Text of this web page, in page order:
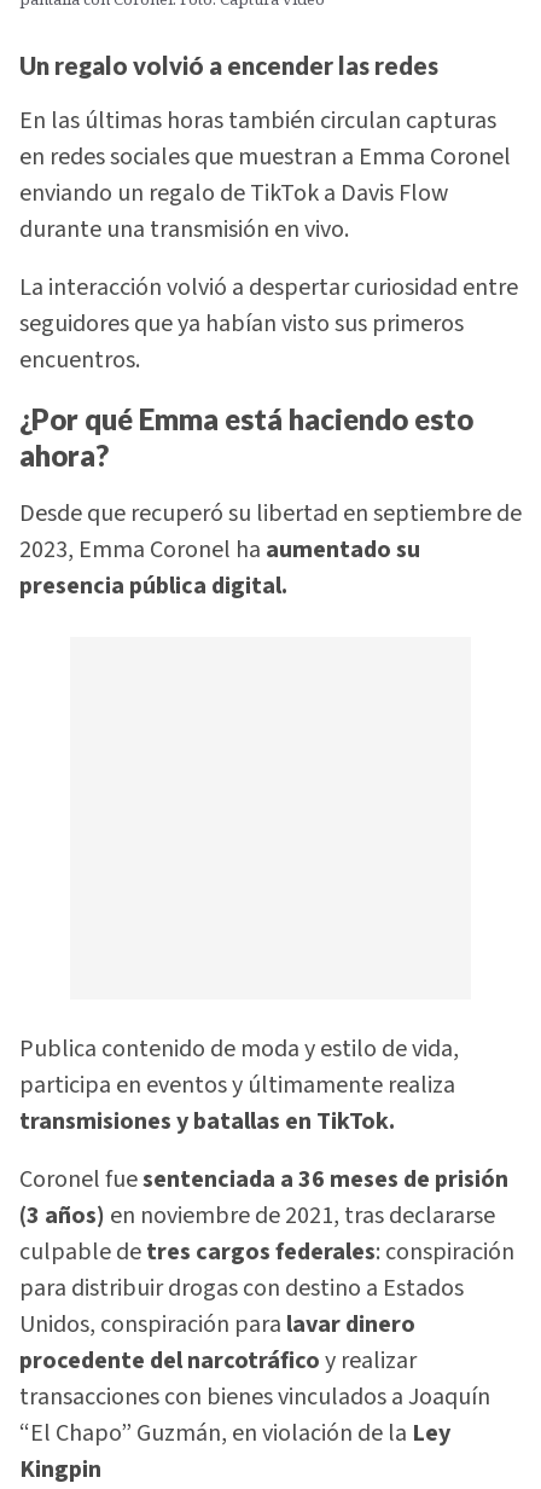
Un regalo volvió a encender las redes
En las últimas horas también circulan capturas
en redes sociales que muestran a Emma Coronel
enviando un regalo de TikTok a Davis Flow
durante una transmisión en vivo.
La interacción volvió a despertar curiosidad entre
seguidores que ya habían visto sus primeros
encuentros.
¿Por qué Emma está haciendo esto
ahora?
Desde que recuperó su libertad en septiembre de
2023, Emma Coronel ha aumentado su
presencia pública digital.
Publica contenido de moda y estilo de vida,
participa en eventos y últimamente realiza
transmisiones y batallas en TikTok.
Coronel fuesentenciada a 36 meses de prisión
(3 años) en noviembre de 2021, tras declararse
culpable detres cargos federales: conspiración
para distribuir drogas con destino a Estados
Unidos, conspiración para lavar dinero
procedente del narcotráficoy realizar
transacciones con bienes vinculados a Joaquín
“El Chapo” Guzmán, en violación de la Ley
Kingpin